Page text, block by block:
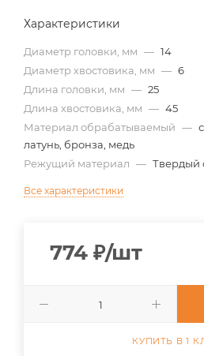
Характеристики
Диаметр головки, мм — 14
Диаметр хвостовика, мм — 6
Длина головки, мм — 25
Длина хвостовика, мм — 45
Материал обрабатываемый —
латунь, бронза, медь
Режущий материал — Твердый
Все характеристики
774 ₽/шт
КУПИТЬ В 1